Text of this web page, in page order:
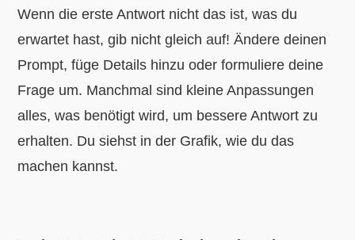
Wenn die erste Antwort nicht das ist, was du
erwartet hast, gib nicht gleich auf! Ändere deinen
Prompt, füge Details hinzu oder formuliere deine
Frage um. Manchmal sind kleine Anpassungen
alles, was benötigt wird, um bessere Antwort zu
erhalten. Du siehst in der Grafik, wie du das
machen kannst.